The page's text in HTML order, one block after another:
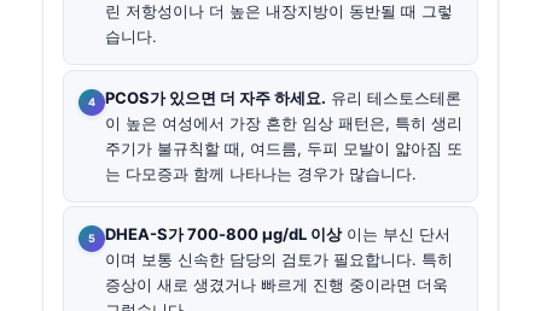
린 저항성이나 더 높은 내장지방이 동반될 때 그렇
습니다.
PCOS가 있으면 더 자주 하세요. 유리 테스토스테론
이 높은 여성에서 가장 흔한 임상 패턴은, 특히 생리
주기가 불규칙할 때, 여드름, 두피 모발이 얇아짐 또
는 다모증과 함께 나타나는 경우가 많습니다.
DHEA-S가 700-800 µg/dL 이상이는 부신 단서
이며 보통 신속한 담당의 검토가 필요합니다. 특히
증상이 새로 생겼거나 빠르게 진행 중이라면 더욱